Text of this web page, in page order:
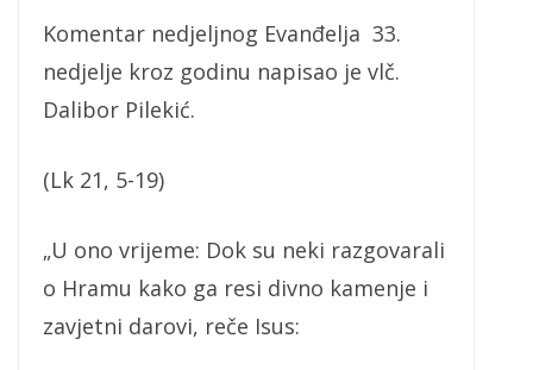
Komentar nedjeljnog Evanđelja 33.
nedjelje kroz godinu napisao je vlč.
Dalibor Pilekić.
(Lk 21, 5-19)
„U ono vrijeme: Dok su neki razgovarali
o Hramu kako ga resi divno kamenje i
zavjetni darovi, reče Isus: